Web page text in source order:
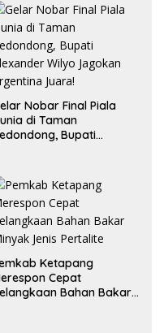
Nobar Final Piala
di Taman
Bupati
Ketapang
Cepat
Bahan Bakar